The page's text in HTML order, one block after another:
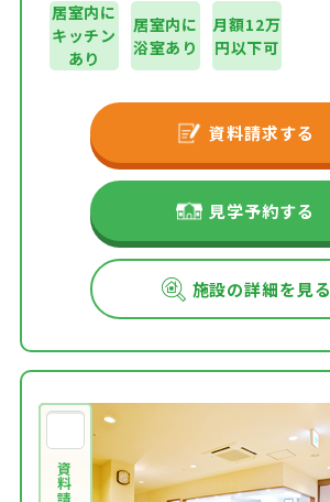
居室内に
キッチン
あり
居室内に
浴室あり
月額12万
円以下可
資料請求する
見学予約する
施設の詳細を見る